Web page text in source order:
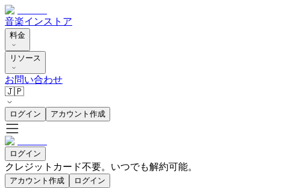
音楽インストア
料金
リソース
お問い合わせ
🇯🇵
ログイン アカウント作成
ログイン
クレジットカード不要。いつでも解約可能。
アカウント作成 ログイン